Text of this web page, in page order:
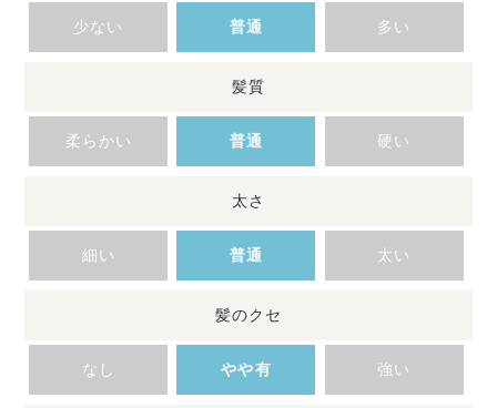
少ない 普通 多い
髪質
柔らかい 普通 硬い
太さ
細い 普通 太い
髪のクセ
なし やや有 強い